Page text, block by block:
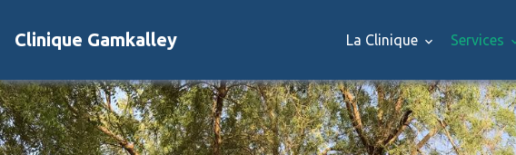
Clinique Gamkalley La Clinique Services